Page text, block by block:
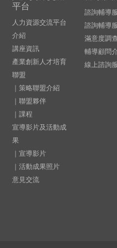
平台
人力資源交流平台
介紹
講座資訊
產業創新人才培育
聯盟
｜策略聯盟介紹
｜聯盟夥伴
｜課程
宣導影片及活動成
果
｜宣導影片
｜活動成果照片
意見交流
諮詢輔導
諮詢輔導
滿意度調
輔導顧問
線上諮詢